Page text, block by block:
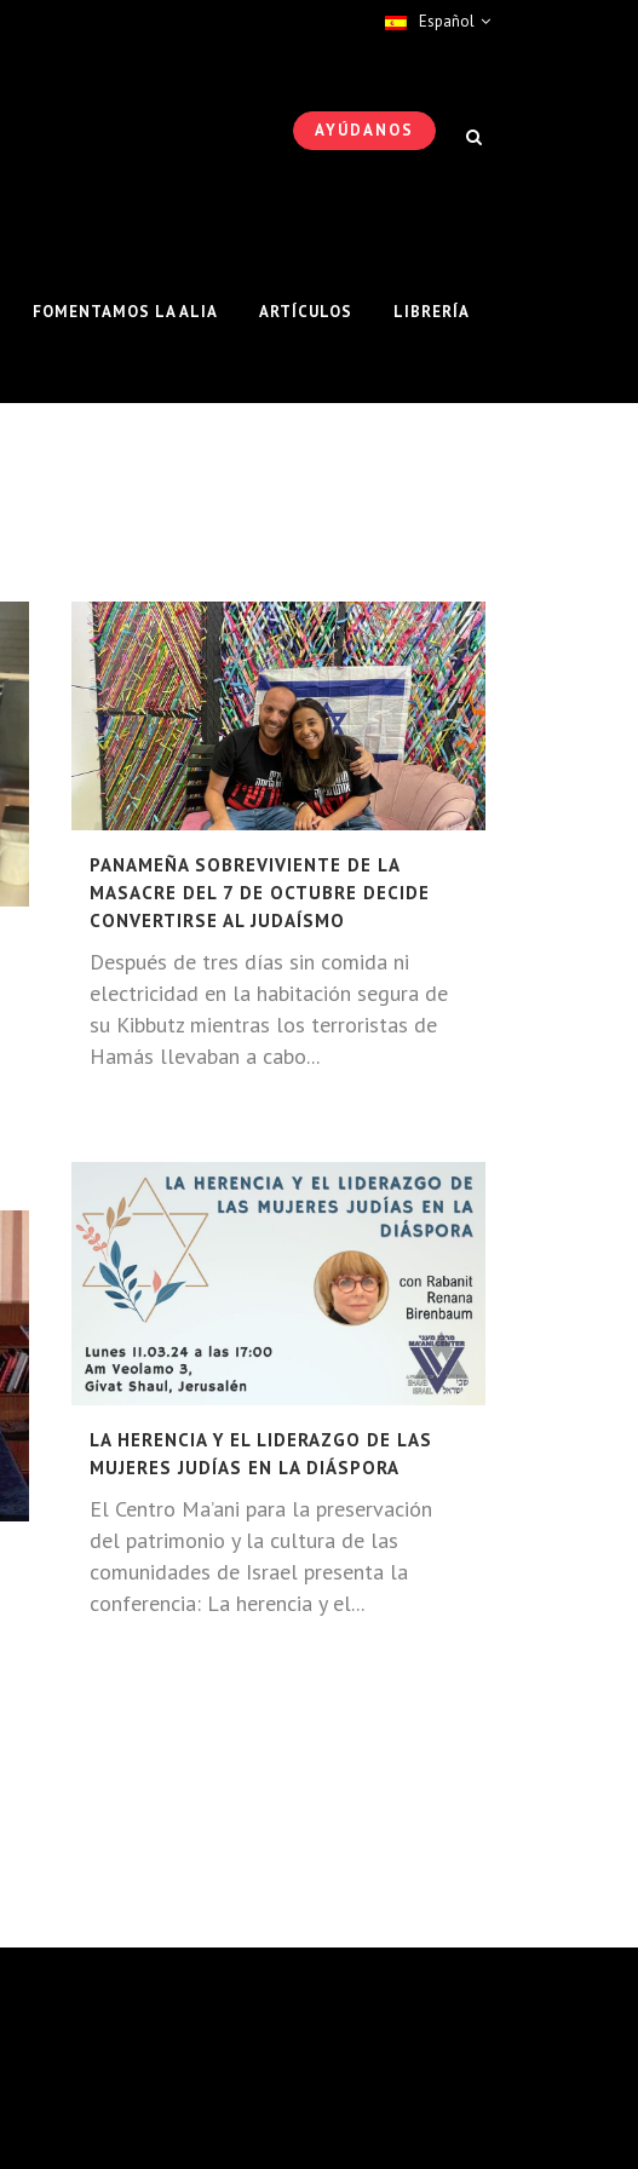
Español
AYÚDANOS
FOMENTAMOS LA ALIA ARTÍCULOS LIBRERÍA
PANAMEÑA SOBREVIVIENTE DE LA
MASACRE DEL 7 DE OCTUBRE DECIDE
CONVERTIRSE AL JUDAÍSMO
Después de tres días sin comida ni
electricidad en la habitación segura de
su Kibbutz mientras los terroristas de
Hamás llevaban a cabo...
LA HERENCIA Y EL LIDERAZGO DE LAS
MUJERES JUDÍAS EN LA DIÁSPORA
El Centro Ma’ani para la preservación
del patrimonio y la cultura de las
comunidades de Israel presenta la
conferencia: La herencia y el...